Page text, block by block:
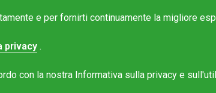
Mattinonline
e per fornirti continuamente la migliore
privacy .
con la nostra Informativa sulla privacy e